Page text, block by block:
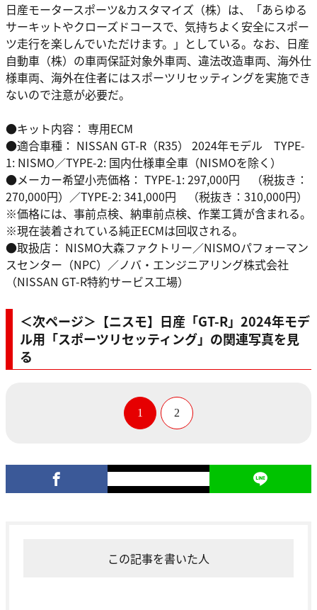
日産モータースポーツ&カスタマイズ（株）は、「あらゆる
サーキットやクローズドコースで、気持ちよく安全にスポー
ツ走行を楽しんでいただけます。」としている。なお、日産
自動車（株）の車両保証対象外車両、違法改造車両、海外仕
様車両、海外在住者にはスポーツリセッティングを実施でき
ないので注意が必要だ。
●キット内容： 専用ECM
●適合車種： NISSAN GT-R（R35） 2024年モデル TYPE-
1: NISMO／TYPE-2: 国内仕様車全車（NISMOを除く）
●メーカー希望小売価格： TYPE-1: 297,000円 （税抜き：
270,000円）／TYPE-2: 341,000円 （税抜き：310,000円）
※価格には、事前点検、納車前点検、作業工賃が含まれる。
※現在装着されている純正ECMは回収される。
●取扱店： NISMO大森ファクトリー／NISMOパフォーマン
スセンター（NPC）／ノバ・エンジニアリング株式会社
（NISSAN GT-R特約サービス工場）
＜次ページ＞【ニスモ】日産「GT-R」2024年モデ
ル用「スポーツリセッティング」の関連写真を見
る
1 2
この記事を書いた人